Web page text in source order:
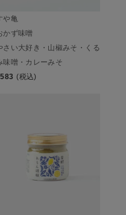
や亀
かず味噌
さい大好き・山椒みそ・くる
味噌・カレーみそ
583 (税込)